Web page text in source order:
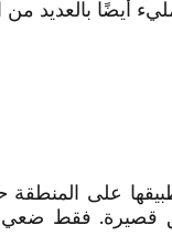
أيضًا بالعديد من
على المنطقة
قصيرة.